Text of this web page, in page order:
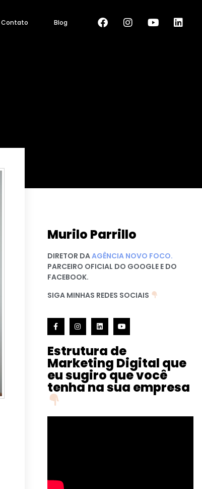
Contato Blog
Murilo Parrillo
DIRETOR DAAGÊNCIA NOVO FOCO.
PARCEIRO OFICIAL DO GOOGLE E DO
FACEBOOK.
SIGA MINHAS REDES SOCIAIS
Estrutura de
Marketing Digital que
eu sugiro que você
tenha na sua empresa